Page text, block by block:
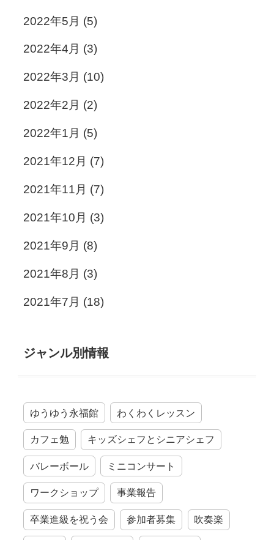
2022年5月 (5)
2022年4月 (3)
2022年3月 (10)
2022年2月 (2)
2022年1月 (5)
2021年12月 (7)
2021年11月 (7)
2021年10月 (3)
2021年9月 (8)
2021年8月 (3)
2021年7月 (18)
ジャンル別情報
ゆうゆう永福館 わくわくレッスン
カフェ勉 キッズシェフとシニアシェフ
バレーボール ミニコンサート
ワークショップ 事業報告
卒業進級を祝う会 参加者募集 吹奏楽